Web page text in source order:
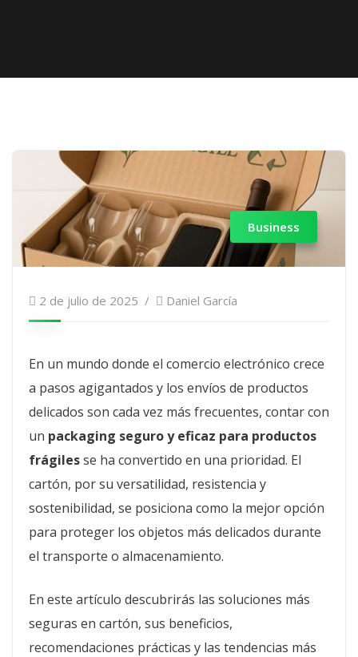
Business
2 de julio de 2025 Daniel García
En un mundo donde el comercio electrónico crece
a pasos agigantados y los envíos de productos
delicados son cada vez más frecuentes, contar con
un packaging seguro y eficaz para productos
frágilesse ha convertido en una prioridad. El
cartón, por su versatilidad, resistencia y
sostenibilidad, se posiciona como la mejor opción
para proteger los objetos más delicados durante
el transporte o almacenamiento.
En este artículo descubrirás las soluciones más
seguras en cartón, sus beneficios,
recomendaciones prácticas y las tendencias más